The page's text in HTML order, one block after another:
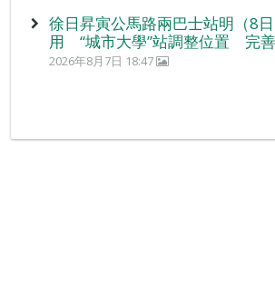
徐日昇寅公馬路兩巴士站明（8
用 “城市大學”站調整位置 完
2026年8月7日 18:47